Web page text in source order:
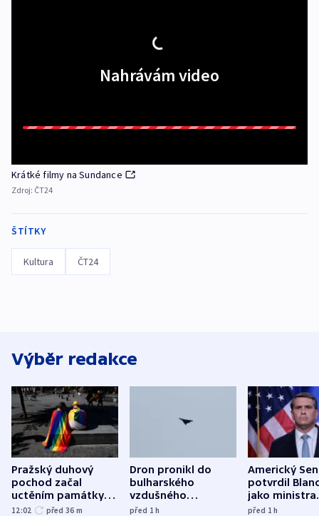
Nahrávám video
Krátké filmy na Sundance
Zdroj: ČT24
ŠTÍTKY
Kultura ČT24
Výběr redakce
Pražský duhový
pochod začal
uctěním památky
obětí berlínského
12:02 před 36 m
Dron pronikl do
bulharského
vzdušného
prostoru,
před 1h
Americký
potvrdil
jako ministra
před 1h